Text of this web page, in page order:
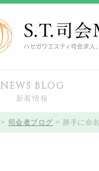
NEWS BLOG
新着情報
司会者ブログ 勝手に命名